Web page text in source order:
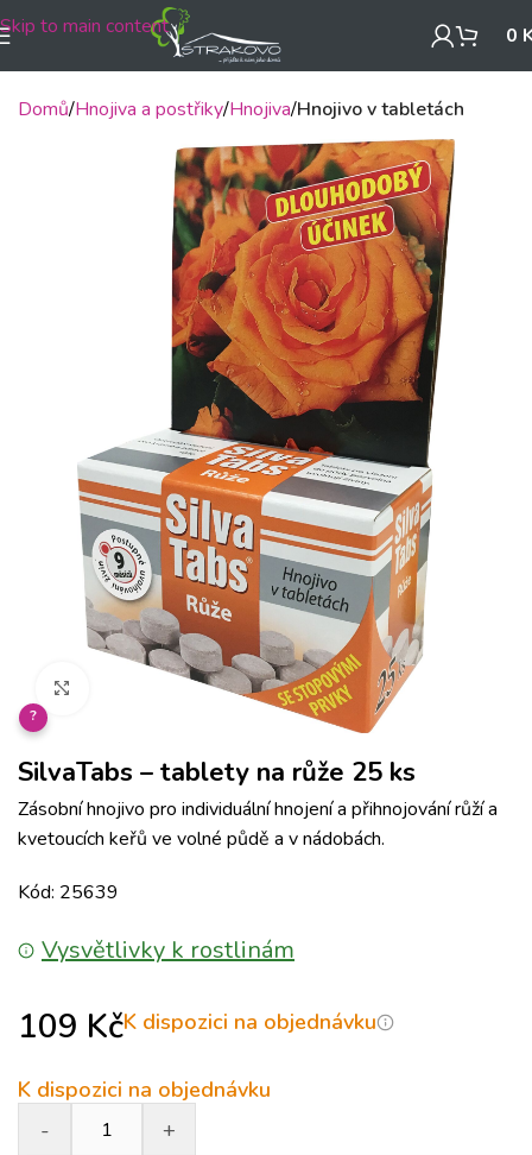
Skip to main content 0
Domů Hnojiva a postřiky Hnojiva Hnojivo v tabletách
Klikněte pro zvětšení
?
SilvaTabs – tablety na růže 25 ks
Zásobní hnojivo pro individuální hnojení a přihnojování růží a
kvetoucích keřů ve volné půdě a v nádobách.
Kód: 25639
Vysvětlivky k rostlinám
109 KčK dispozici na objednávku
K dispozici na objednávku